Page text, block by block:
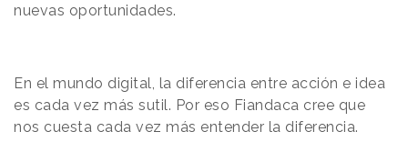
nuevas oportunidades.
En el mundo digital, la diferencia entre acción e idea
es cada vez más sutil. Por eso Fiandaca cree que
nos cuesta cada vez más entender la diferencia.